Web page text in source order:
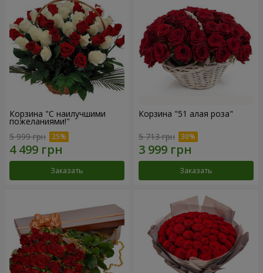
Корзина "С наилучшими
пожеланиями!"
5 999 грн
Заказать
Корзина "51 алая роза"
5 713 грн
Заказать